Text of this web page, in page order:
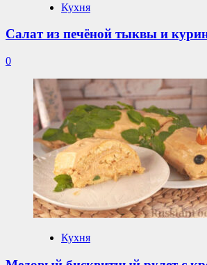
Кухня
Салат из печёной тыквы и
0
Кухня